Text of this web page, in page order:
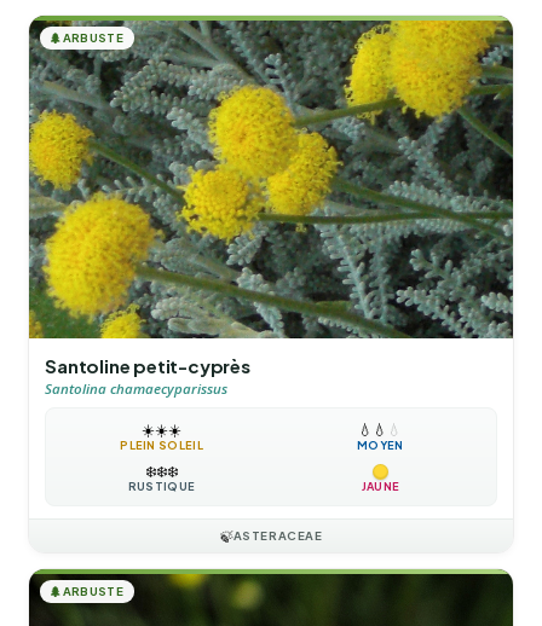
🌲ARBUSTE
Santoline petit-cyprès
Santolina chamaecyparissus
☀️☀️☀️
PLEIN SOLEIL
💧 💧 💧
MOYEN
❄️❄️❄️
RUSTIQUE JAUNE
🍃ASTERACEAE
🌲ARBUSTE